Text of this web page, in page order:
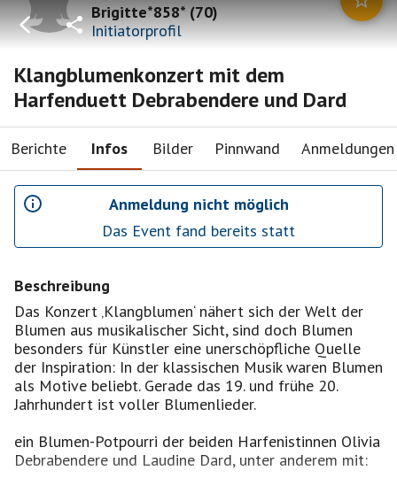
Brigitte*858*(70)
Initiatorprofil
Klangblumenkonzert mit dem
Harfenduett Debrabendere und Dard
Berichte Infos Bilder Pinnwand Anmeldungen
Anmeldung nicht möglich
Das Event fand bereits statt
Beschreibung
Das Konzert ‚Klangblumen‘ nähert sich der Welt der
Blumen aus musikalischer Sicht, sind doch Blumen
besonders für Künstler eine unerschöpfliche Quelle
der Inspiration: In der klassischen Musik waren Blumen
als Motive beliebt. Gerade das 19. und frühe 20.
Jahrhundert ist voller Blumenlieder.
ein Blumen-Potpourri der beiden Harfenistinnen Olivia
Debrabendere und Laudine Dard, unter anderem mit: